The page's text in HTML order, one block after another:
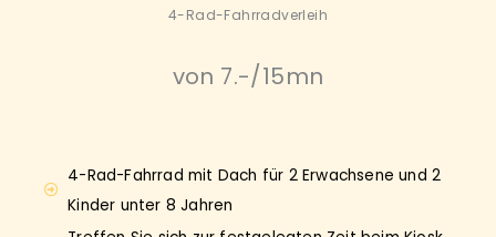
4-Rad-Fahrradverleih
von 7.-/15mn
4-Rad-Fahrrad mit Dach für 2 Erwachsene und 2
Kinder unter 8 Jahren